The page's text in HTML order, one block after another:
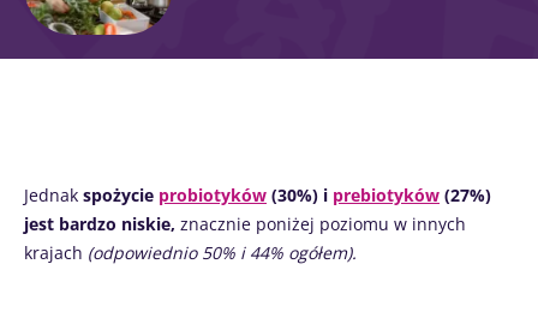
Jednak spożycie probiotyków (30%) i prebiotyków (27%)
jest bardzo niskie, znacznie poniżej poziomu w innych
krajach (odpowiednio 50% i 44% ogółem).